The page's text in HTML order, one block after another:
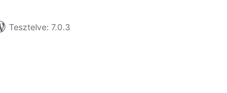
Tesztelve: 7.0.3